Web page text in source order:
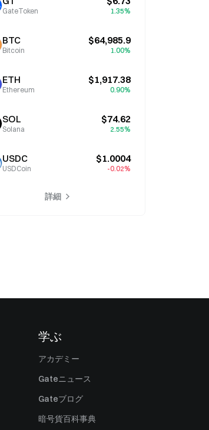
GateToken 1.35%
BTC
Bitcoin
$64,985.9
1.00%
ETH
Ethereum
$1,917.38
0.90%
SOL
Solana
$74.62
2.55%
USDC
USDCoin
$1.0004
-0.02%
詳細
学ぶ
アカデミー
Gateニュース
Gateブログ
暗号貨百科事典